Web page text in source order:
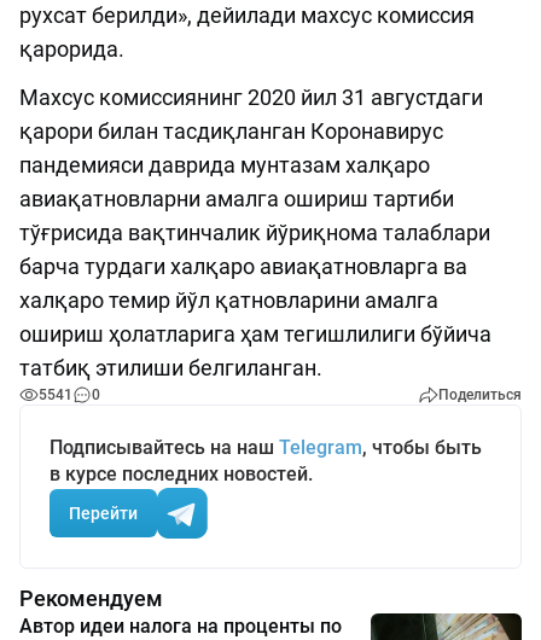
рухсат берилди», дейилади махсус комиссия
қарорида.
Махсус комиссиянинг 2020 йил 31 августдаги
қарори билан тасдиқланган Коронавирус
пандемияси даврида мунтазам халқаро
авиақатновларни амалга ошириш тартиби
тўғрисида вақтинчалик йўриқнома талаблари
барча турдаги халқаро авиақатновларга ва
халқаро темир йўл қатновларини амалга
ошириш ҳолатларига ҳам тегишлилиги бўйича
татбиқ этилиши белгиланган.
5541 0 Поделиться
Подписывайтесь на наш Telegram, чтобы быть
в курсе последних новостей.
Перейти
Рекомендуем
Автор идеи налога на проценты по